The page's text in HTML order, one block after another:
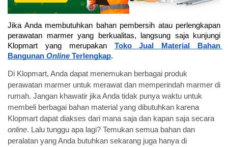
Jika Anda membutuhkan bahan pembersih atau perlengkapan
perawatan marmer yang berkualitas, langsung saja kunjungi
Klopmart yang merupakan Toko Jual Material Bahan
Bangunan Online Terlengkap.
Di Klopmart, Anda dapat menemukan berbagai produk
perawatan marmer untuk merawat dan memperindah marmer di
rumah. Jangan khawatir jika Anda tidak punya waktu untuk
membeli berbagai bahan material yang dibutuhkan karena
Klopmart dapat diakses dari mana saja dan kapan saja secara
online. Lalu tunggu apa lagi? Temukan semua bahan dan
peralatan yang Anda butuhkan sekarang juga hanya di